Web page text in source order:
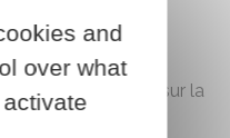
des parents sur la
and
over what